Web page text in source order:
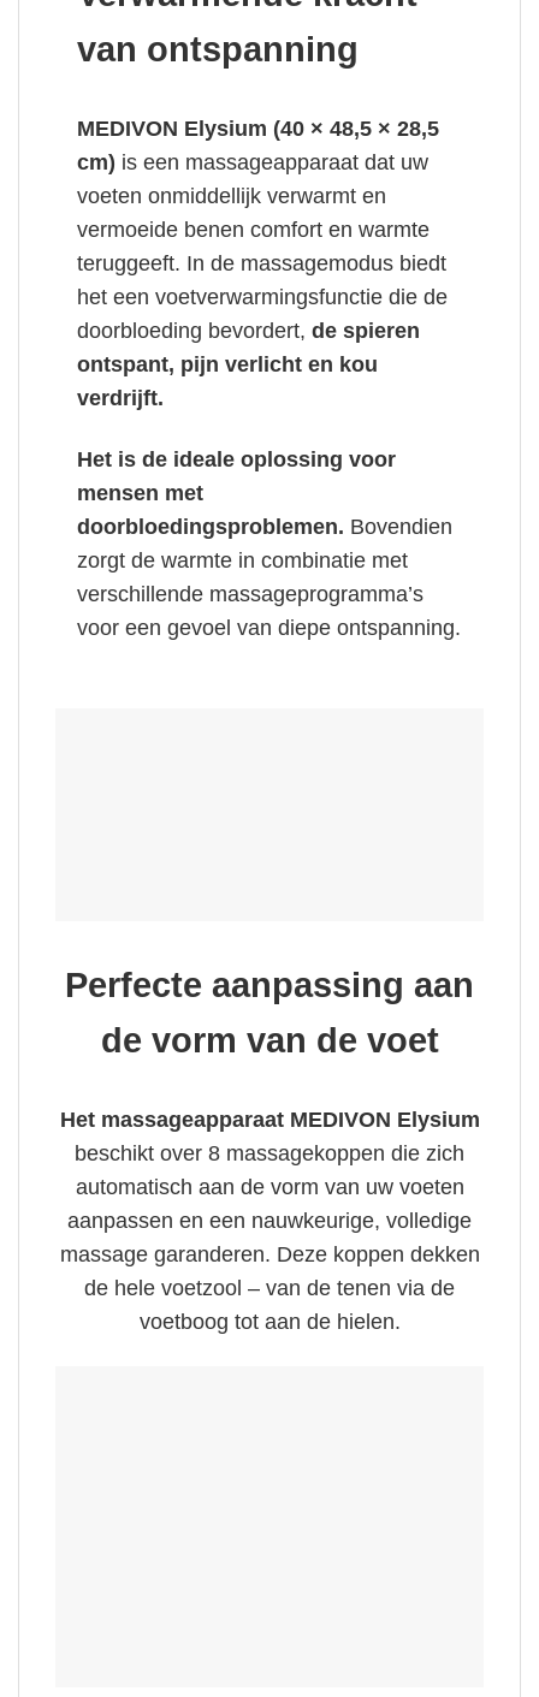
van ontspanning
MEDIVON Elysium (40 × 48,5 × 28,5
cm) is een massageapparaat dat uw
voeten onmiddellijk verwarmt en
vermoeide benen comfort en warmte
teruggeeft. In de massagemodus biedt
het een voetverwarmingsfunctie die de
doorbloeding bevordert, de spieren
ontspant, pijn verlicht en kou
verdrijft.
Het is de ideale oplossing voor
mensen met
doorbloedingsproblemen. Bovendien
zorgt de warmte in combinatie met
verschillende massageprogramma’s
voor een gevoel van diepe ontspanning.
Perfecte aanpassing aan
de vorm van de voet
Het massageapparaat MEDIVON Elysium
beschikt over 8 massagekoppen die zich
automatisch aan de vorm van uw voeten
aanpassen en een nauwkeurige, volledige
massage garanderen. Deze koppen dekken
de hele voetzool – van de tenen via de
voetboog tot aan de hielen.